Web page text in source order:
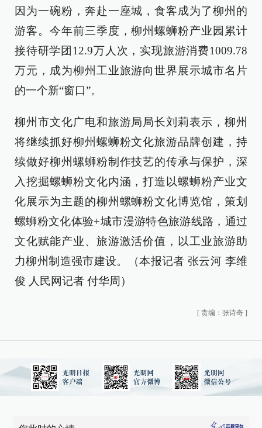
因为一碗粉，奔赴一座城，食客成为了柳州的
游客。今年前三季度，柳州螺蛳粉产业园累计
接待研学团12.9万人次，实现旅游消费1009.78
万元，成为柳州工业旅游向世界展示城市名片
的一个新“窗口”。
柳州市文化广电和旅游局局长刘莉表示，柳州
将继续抓好柳州螺蛳粉文化旅游品牌创建，持
续做好柳州螺蛳粉制作技艺的传承与保护，深
入挖掘螺蛳粉文化内涵，打造以螺蛳粉产业文
化展示为主题的柳州螺蛳粉文化博览馆，策划
螺蛳粉文化体验+城市漫游特色旅游线路，通过
文化赋能产业、旅游激活价值，以工业旅游助
力柳州制造强市建设。（本报记者 张云河 李维
俊 人民网记者 付华周 ）
[ 责编：张诗奇 ]